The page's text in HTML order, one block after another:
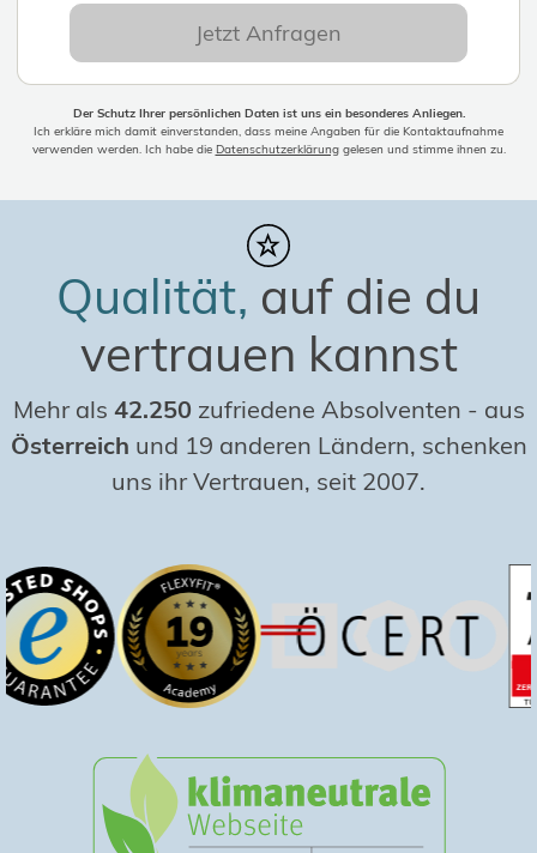
Jetzt Anfragen
Der Schutz Ihrer persönlichen Daten ist uns ein besonderes Anliegen.
Ich erkläre mich damit einverstanden, dass meine Angaben für die Kontaktaufnahme
verwenden werden. Ich habe die Datenschutzerklärunggelesen und stimme ihnen zu.
Qualität, auf die du
vertrauen kannst
Mehr als 42.250 zufriedene Absolventen - aus
Österreich und 19 anderen Ländern, schenken
uns ihr Vertrauen, seit 2007.